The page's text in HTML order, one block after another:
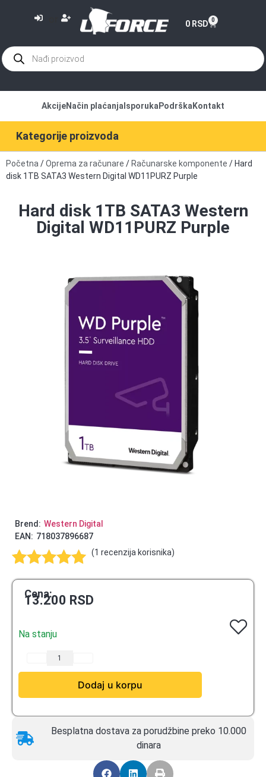
0 RSD 0
Kategorije proizvoda
AkcijeNačin plaćanja Isporuka Podrška Kontakt
Početna /Oprema za računare / Računarske komponente / Hard
disk 1TB SATA3 Western Digital WD11PURZ Purple
Hard disk 1TB SATA3 Western
Digital WD11PURZ Purple
Brend: Western Digital
EAN: 718037896687
Ocenjeno
5.00od 5
na osnovu
1
(1 recenzija korisnika)
Cena:
13.200 RSD
Na stanju
Dodaj u korpu
Besplatna dostava za porudžbine preko 10.000
dinara